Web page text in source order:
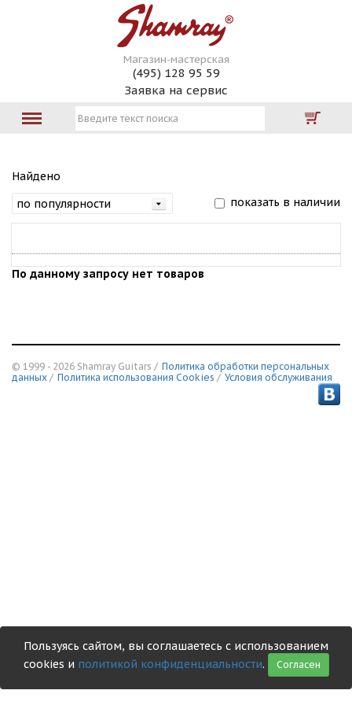
Магазин-мастерская
(495) 128 95 59
Заявка на сервис
Найдено
показать в наличии
По данному запросу нет товаров
© 1999 - 2026 Shamray Guitars / Политика обработки персональных
данных / Политика использования Сookies / Условия обслуживания
Пользуясь сайтом, вы соглашаетесь с использованием
cookies и политикой конфиденциальности. Согласен